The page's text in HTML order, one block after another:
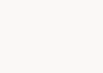
て